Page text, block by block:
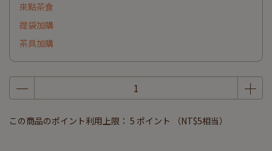
來點茶食
提袋加購
茶具加購
この商品のポイント利用上限： 5 ポイント （NT$5相当）